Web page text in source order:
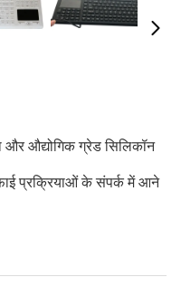
और औद्योगिक ग्रेड सिलिकॉन
प्रक्रियाओं के संपर्क में आने